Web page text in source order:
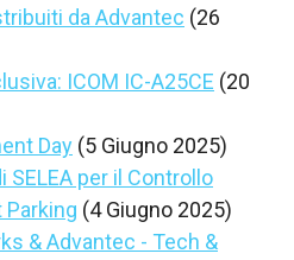
da Advantec (26
ICOM IC-A25CE (20
Day (5 Giugno 2025)
SELEA per il Controllo
(4 Giugno 2025)
& Advantec - Tech &